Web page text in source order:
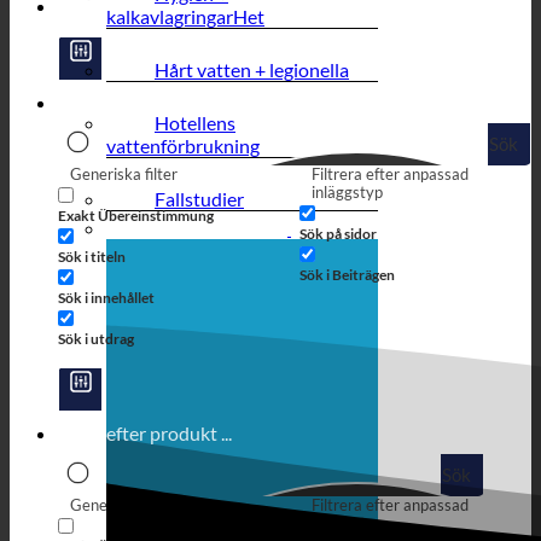
Sök
Generiska filter
Exakt Übereinstimmung
Sök i titeln
Sök i innehållet
Sök i utdrag
Filtrera efter anpassad
inläggstyp
Sök på sidor
Sök i Beiträgen
Sök
Generiska filter
Filtrera efter anpassad
inläggstyp
kalkavlagringar
Hårt vatten + legionella
Hotellens
vattenförbrukning
Fallstudier